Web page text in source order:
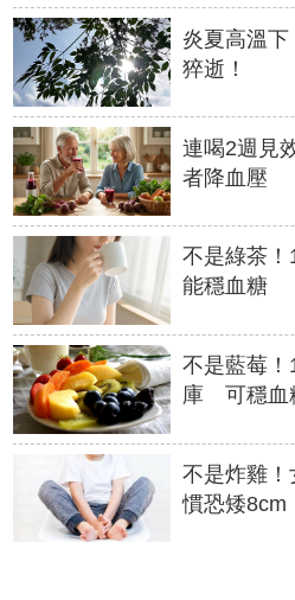
炎夏高溫
猝逝！
連喝2週見
者降血壓
不是綠茶
能穩血糖
不是藍莓！
庫 可穩血
不是炸雞
慣恐矮8cm